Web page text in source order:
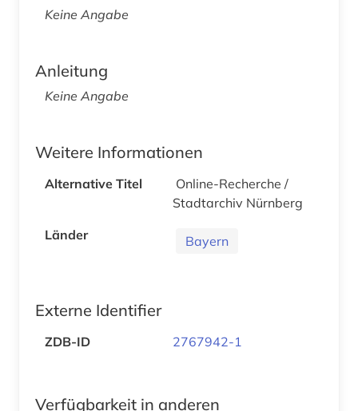
Keine Angabe
Anleitung
Keine Angabe
Weitere Informationen
Alternative Titel
Online-Recherche /
Stadtarchiv Nürnberg
Länder
Bayern
Externe Identifier
ZDB-ID 2767942-1
Verfügbarkeit in anderen